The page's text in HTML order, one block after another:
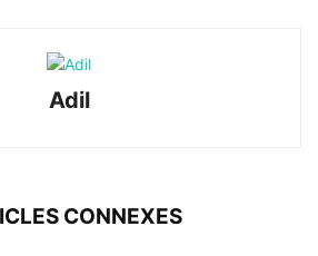
Adil
CONNEXES